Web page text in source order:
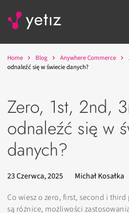
Home Blog Anywhere Commerce
odnaleźć się w świecie danych?
Zero, 1st, 2nd,
odnaleźć się w
danych?
23 Czerwca, 2025
Michał Kosałka
Co wiesz o zero, first, second i third
są różnice, możliwości